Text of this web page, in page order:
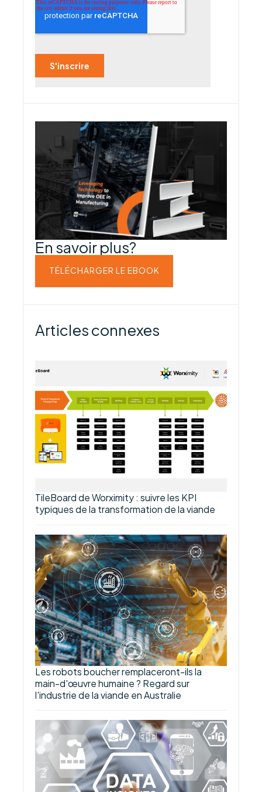
En savoir plus?
TÉLÉCHARGER LE EBOOK
Articles connexes
TileBoard de Worximity : suivre les KPI
typiques de la transformation de la viande
Les robots boucher remplaceront-ils la
main-d'œuvre humaine ? Regard sur
l'industrie de la viande en Australie